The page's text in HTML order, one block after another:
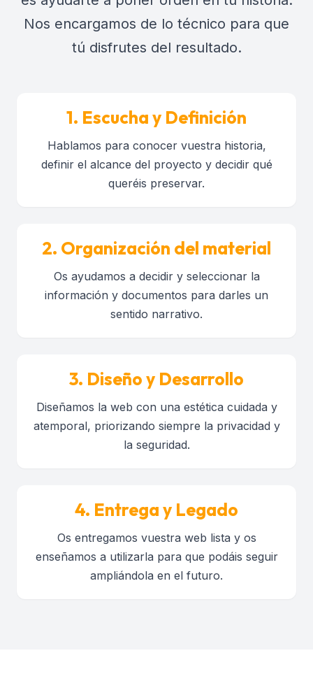
Nos encargamos de lo técnico para que
tú disfrutes del resultado.
1. Escucha y Definición
Hablamos para conocer vuestra historia,
definir el alcance del proyecto y decidir qué
queréis preservar.
2. Organización del material
Os ayudamos a decidir y seleccionar la
información y documentos para darles un
sentido narrativo.
3. Diseño y Desarrollo
Diseñamos la web con una estética cuidada y
atemporal, priorizando siempre la privacidad y
la seguridad.
4. Entrega y Legado
Os entregamos vuestra web lista y os
enseñamos a utilizarla para que podáis seguir
ampliándola en el futuro.